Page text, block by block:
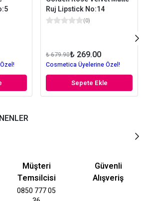
Ruj Lipstick No:14
(0)
₺ 679.90₺ 269.00
Cosmetica Üyelerine Özel!
Sepete Ekle
Müşteri
Temsilcisi
0850 777 05
Güvenli
Alışveriş